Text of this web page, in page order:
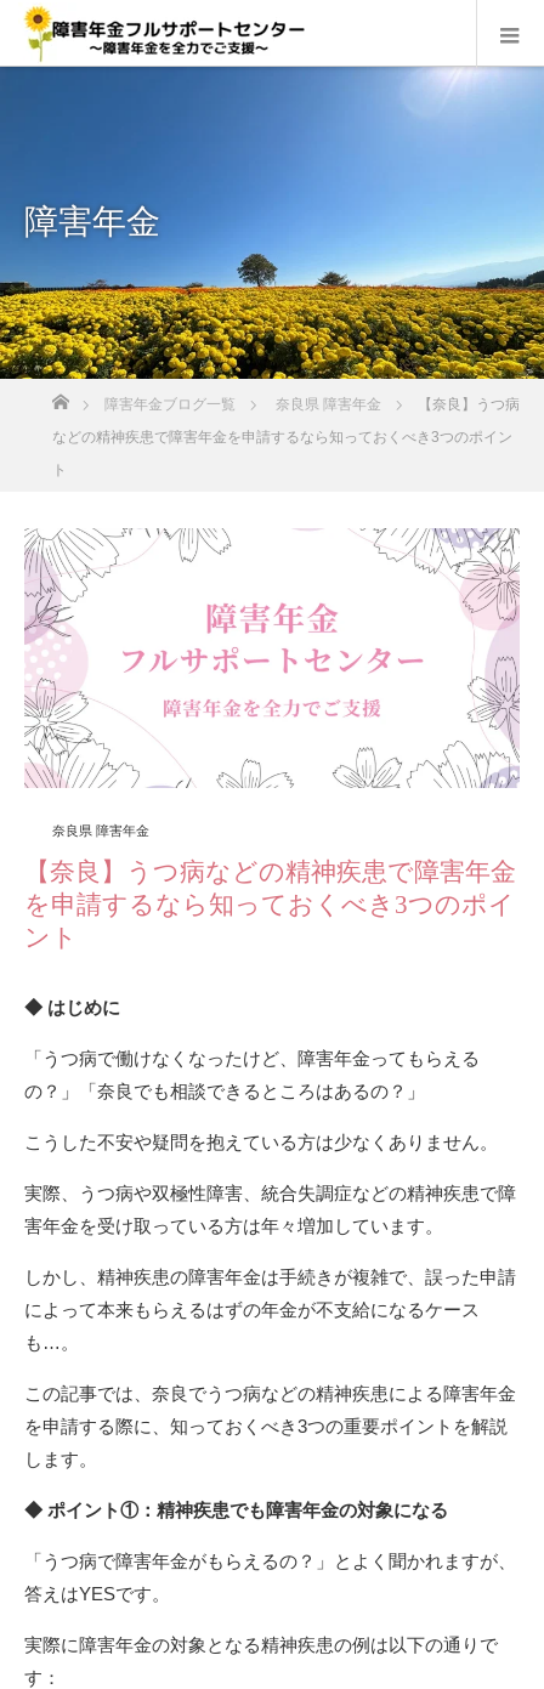
障害年金
障害年金ブログ一覧 奈良県 障害年金
【奈良】うつ病
などの精神疾患で障害年金を申請するなら知っておくべき3つのポイン
ト
奈良県 障害年金
【奈良】うつ病などの精神疾患で障害年金
を申請するなら知っておくべき3つのポイ
ント
◆ はじめに
「うつ病で働けなくなったけど、障害年金ってもらえる
の？」「奈良でも相談できるところはあるの？」
こうした不安や疑問を抱えている方は少なくありません。
実際、うつ病や双極性障害、統合失調症などの精神疾患で障
害年金を受け取っている方は年々増加しています。
しかし、精神疾患の障害年金は手続きが複雑で、誤った申請
によって本来もらえるはずの年金が不支給になるケース
も…。
この記事では、奈良でうつ病などの精神疾患による障害年金
を申請する際に、知っておくべき3つの重要ポイントを解説
します。
◆ ポイント①：精神疾患でも障害年金の対象になる
「うつ病で障害年金がもらえるの？」とよく聞かれますが、
答えはYESです。
実際に障害年金の対象となる精神疾患の例は以下の通りで
す：